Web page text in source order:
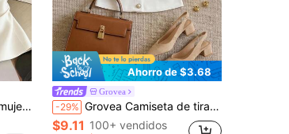
estilizada para ir al trabajo
Ahorro de $3.68
Grovea
-29% Grovea Camiseta de tirantes sin mangas con cuello en V a rayas, estilo francés casual y elegante para mujer de talla grande
$9.11 100+ vendidos